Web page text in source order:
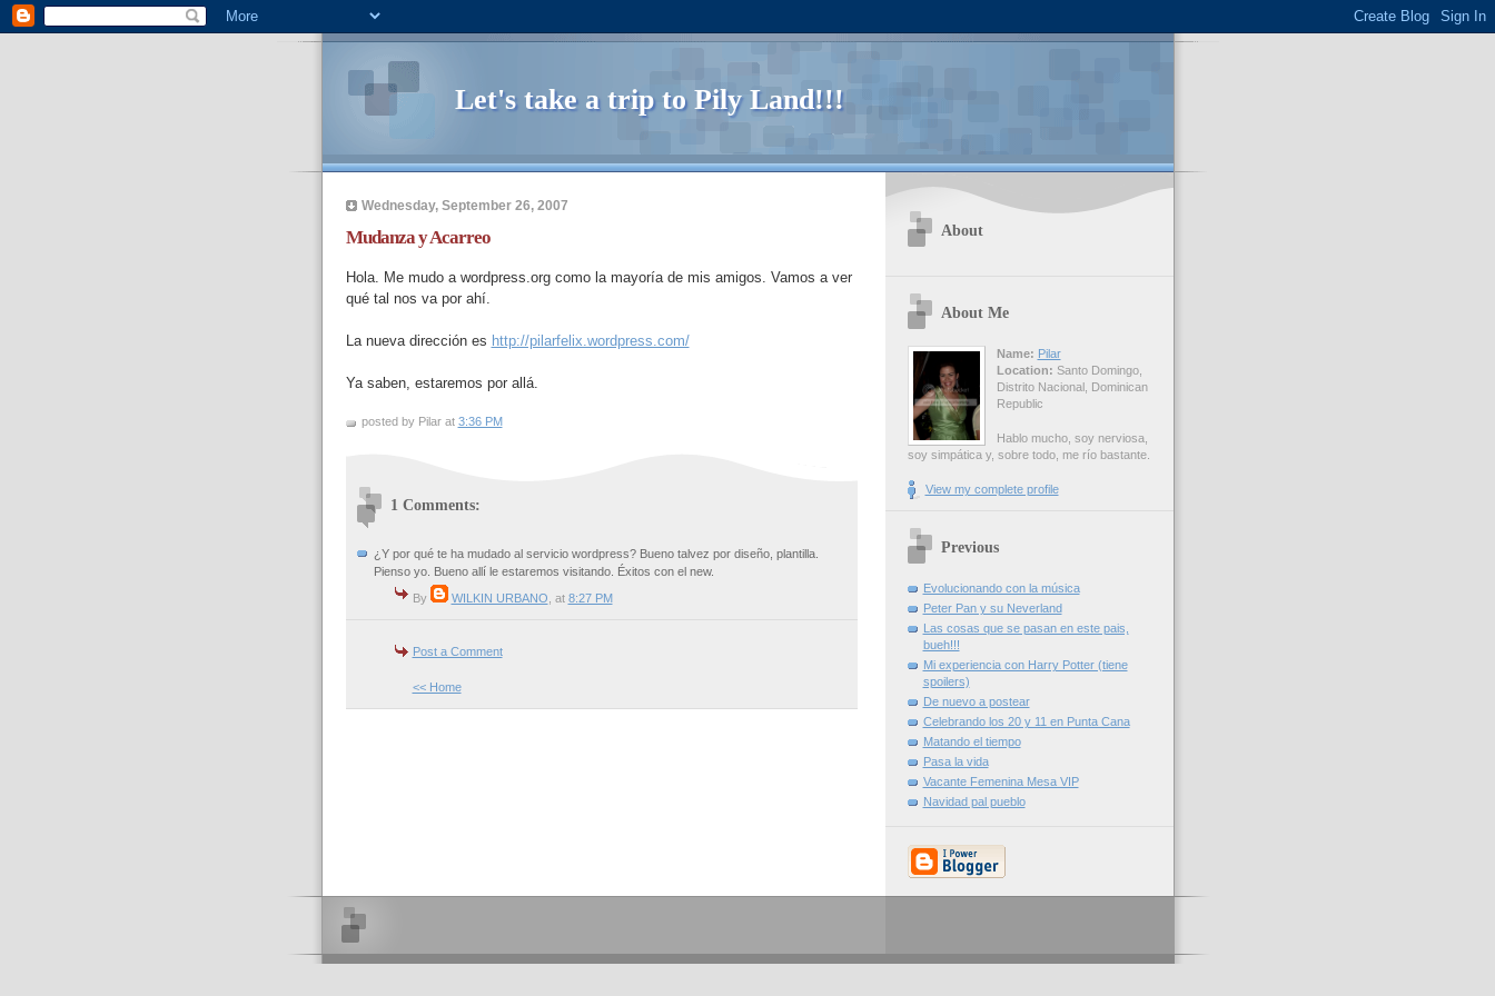
Let's take a trip to Pily Land!!!
Wednesday, September 26, 2007
Mudanza y Acarreo
Hola. Me mudo a wordpress.org como la mayoría de mis amigos. Vamos a ver
qué tal nos va por ahí.
La nueva dirección es http://pilarfelix.wordpress.com/
Ya saben, estaremos por allá.
posted by Pilar at 3:36 PM
1 Comments:
¿Y por qué te ha mudado al servicio wordpress? Bueno talvez por diseño, plantilla.
Pienso yo. Bueno allí le estaremos visitando. Éxitos con el new.
By
WILKIN URBANO , at 8:27 PM
Post a Comment
<< Home
About
About Me
Name: Pilar
Location: Santo Domingo,
Distrito Nacional, Dominican
Republic
Hablo mucho, soy nerviosa,
soy simpática y, sobre todo, me río bastante.
View my complete profile
Previous
Evolucionando con la música
Peter Pan y su Neverland
Las cosas que se pasan en este pais,
bueh!!!
Mi experiencia con Harry Potter (tiene
spoilers)
De nuevo a postear
Celebrando los 20 y 11 en Punta Cana
Matando el tiempo
Pasa la vida
Vacante Femenina Mesa VIP
Navidad pal pueblo